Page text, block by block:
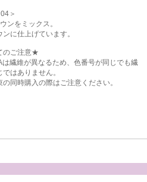
＞
ンをミックス。
ンに仕上げています。
のご注意★
は繊維が異なるため、色番号が同じでも繊
はありません。
の同時購入の際はご注意ください。